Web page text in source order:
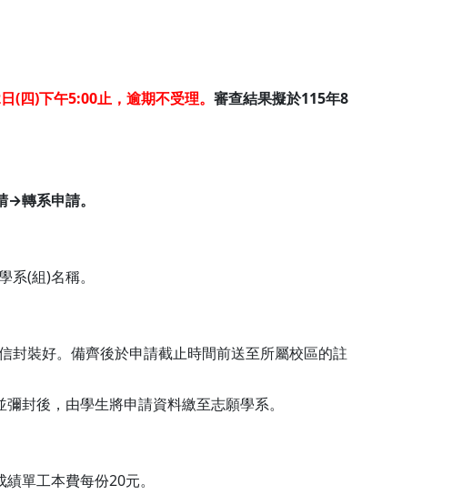
(四)下午5:00止，逾期不受理。 審查結果擬於115年8
轉系申請。
系(組)名稱。
封裝好。備齊後於申請截止時間前送至所屬校區的註
封後，由學生將申請資料繳至志願學系。
單工本費每份20元。